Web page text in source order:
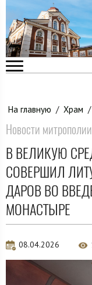
На главную / Храм /
Новости митрополии
В ВЕЛИКУЮ
СОВЕРШИЛ
ДАРОВ ВО
МОНАСТЫРЕ
08.04.2026